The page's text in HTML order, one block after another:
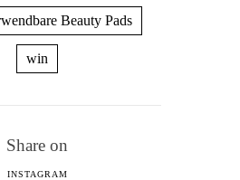
Beauty Pads
win
Share on
INSTAGRAM